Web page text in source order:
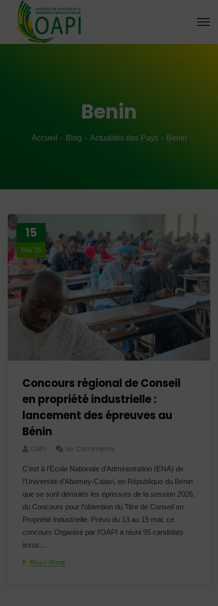
Benin
Accueil Blog Actualités des Pays Benin
15
Mai 26
Concours régional de Conseil
en propriété industrielle :
lancement des épreuves au
Bénin
OAPI No Comments
C’est à l’École Nationale d’Administration (ENA) de
l’Université d’Abomey-Calavi, en République du Bénin
que se sont déroulés les épreuves de la session 2026,
du Concours pour l’obtention du Titre de Conseil en
Propriété Industrielle. Prévu du 13 au 15 mai, ce
concours Organisé par l’OAPI a réuni 95 candidats
issus…
Read More